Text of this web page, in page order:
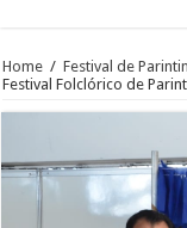
Home / Festival de
Festival Folclórico de